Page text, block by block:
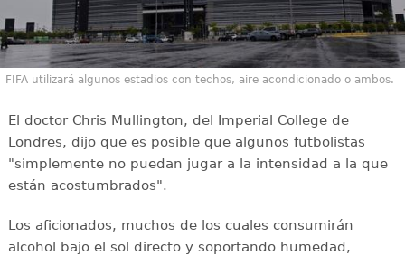
FIFA utilizará algunos estadios con techos, aire acondicionado o ambos.
El doctor Chris Mullington, del Imperial College de
Londres, dijo que es posible que algunos futbolistas
"simplemente no puedan jugar a la intensidad a la que
están acostumbrados".
Los aficionados, muchos de los cuales consumirán
alcohol bajo el sol directo y soportando humedad,